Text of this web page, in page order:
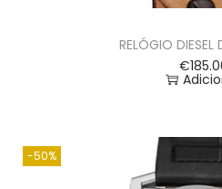
RELÓGIO DIESEL
€
-50%